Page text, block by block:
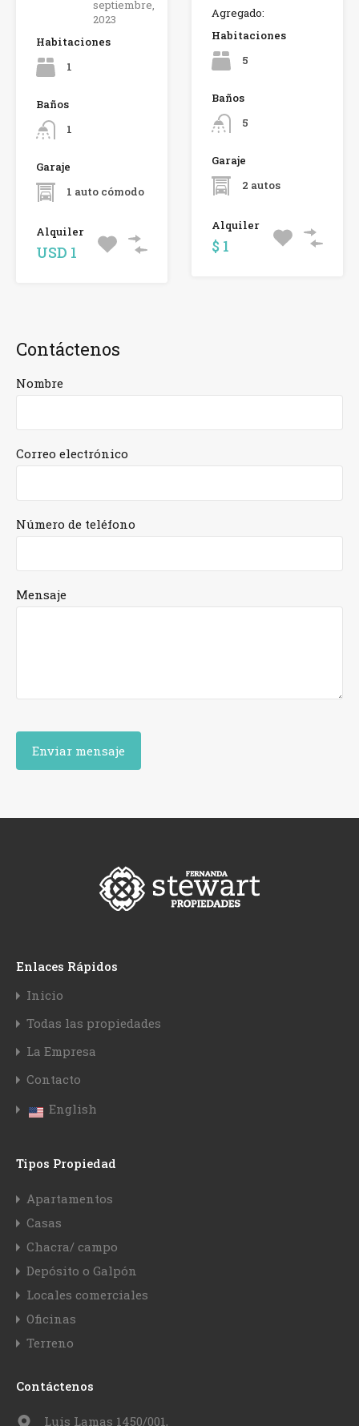
septiembre,
2023
Habitaciones
1
Baños
1
Garaje
1 auto cómodo
Alquiler
USD 1
Agregado:
Habitaciones
5
Baños
5
Garaje
2 autos
Alquiler
$ 1
Contáctenos
Nombre
Correo electrónico
Número de teléfono
Mensaje
Enlaces Rápidos
Inicio
Todas las propiedades
La Empresa
Contacto
English
Tipos Propiedad
Apartamentos
Casas
Chacra/ campo
Depósito o Galpón
Locales comerciales
Oficinas
Terreno
Contáctenos
Luis Lamas 1450/001,